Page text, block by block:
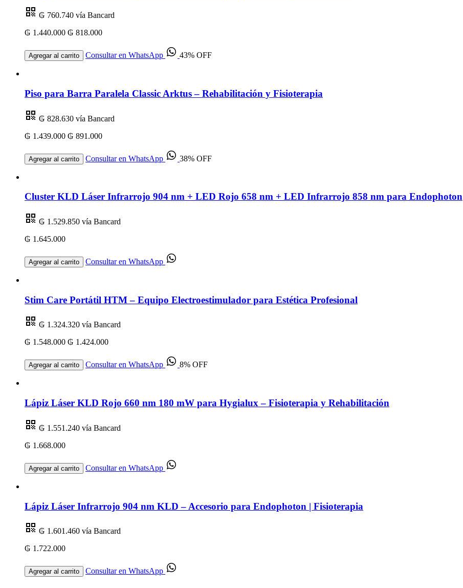
₲ 760.740 vía Bancard
₲ 1.440.000 ₲ 818.000
Agregar al carrito Consultar en WhatsApp 43% OFF
Piso para Barra Paralela Classic Arktus – Rehabilitación y Fisioterapia
₲ 828.630 vía Bancard
₲ 1.439.000 ₲ 891.000
Agregar al carrito Consultar en WhatsApp 38% OFF
Cluster KLD Láser Infrarrojo 904 nm + LED Rojo 658 nm + LED Infrarrojo 858 nm para Endophoton
₲ 1.529.850 vía Bancard
₲ 1.645.000
Agregar al carrito Consultar en WhatsApp
Stim Care Portátil HTM – Equipo Electroestimulador para Estética Profesional
₲ 1.324.320 vía Bancard
₲ 1.548.000 ₲ 1.424.000
Agregar al carrito Consultar en WhatsApp 8% OFF
Lápiz Láser KLD Rojo 660 nm 180 mW para Hygialux – Fisioterapia y Rehabilitación
₲ 1.551.240 vía Bancard
₲ 1.668.000
Agregar al carrito Consultar en WhatsApp
Lápiz Láser Infrarrojo 904 nm KLD – Accesorio para Endophoton | Fisioterapia
₲ 1.601.460 vía Bancard
₲ 1.722.000
Agregar al carrito Consultar en WhatsApp